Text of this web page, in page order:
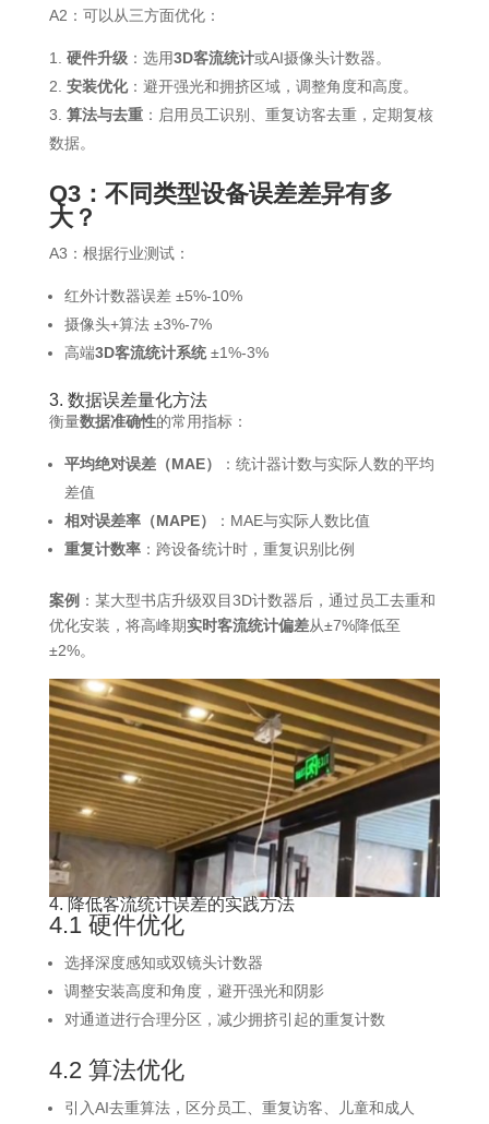
A2：可以从三方面优化：
硬件升级：选用3D客流统计或AI摄像头计数器。
安装优化：避开强光和拥挤区域，调整角度和高度。
算法与去重：启用员工识别、重复访客去重，定期复核
数据。
Q3：不同类型设备误差差异有多
大？
A3：根据行业测试：
红外计数器误差 ±5%-10%
摄像头+算法 ±3%-7%
高端3D客流统计系统±1%-3%
3. 数据误差量化方法
衡量数据准确性的常用指标：
平均绝对误差（MAE）
：统计器计数与实际人数的平均
差值
相对误差率（MAPE）
：MAE与实际人数比值
重复计数率：跨设备统计时，重复识别比例
案例 ：某大型书店升级双目3D计数器后，通过员工去重和
优化安装，将高峰期实时客流统计偏差从±7%降低至
±2%。
4. 降低客流统计误差的实践方法
4.1 硬件优化
选择深度感知或双镜头计数器
调整安装高度和角度，避开强光和阴影
对通道进行合理分区，减少拥挤引起的重复计数
4.2 算法优化
引入AI去重算法，区分员工、重复访客、儿童和成人